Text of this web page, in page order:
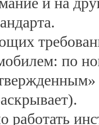
по
работать